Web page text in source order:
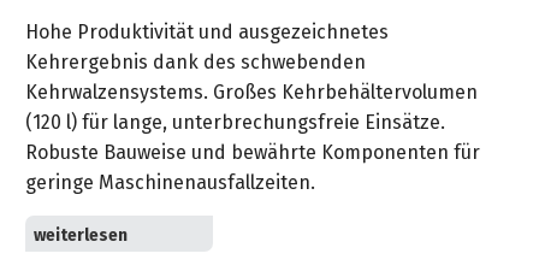
Hohe Produktivität und ausgezeichnetes
Kehrergebnis dank des schwebenden
Kehrwalzensystems. Großes Kehrbehältervolumen
(120 l) für lange, unterbrechungsfreie Einsätze.
Robuste Bauweise und bewährte Komponenten für
geringe Maschinenausfallzeiten.
Komfortable und sichere Bedienung: Hoher
Fahrkomfort und hydraulische Hochentleerung bis zu